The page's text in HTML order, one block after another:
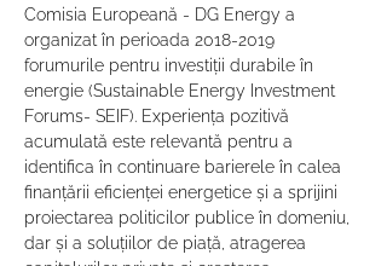
Comisia Europeană - DG Energy a
organizat în perioada 2018-2019
forumurile pentru investiții durabile în
energie (Sustainable Energy Investment
Forums- SEIF). Experiența pozitivă
acumulată este relevantă pentru a
identifica în continuare barierele în calea
finanțării eficienței energetice și a sprijini
proiectarea politicilor publice în domeniu,
dar și a soluțiilor de piață, atragerea